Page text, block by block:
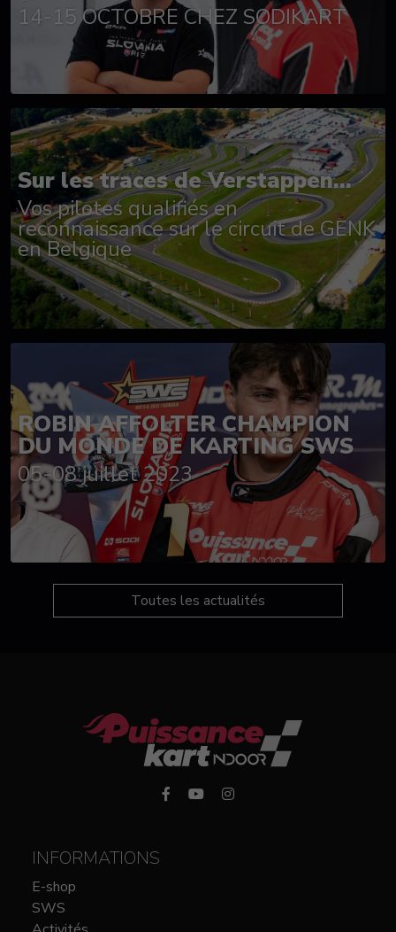
14-15 OCTOBRE CHEZ SODIKART
Sur les traces de Verstappen...
Vos pilotes qualifiés en
reconnaissance sur le circuit de GENK
en Belgique
ROBIN AFFOLTER CHAMPION
DU MONDE DE KARTING SWS
05-08 juillet 2023
Toutes les actualités
INFORMATIONS
E-shop
SWS